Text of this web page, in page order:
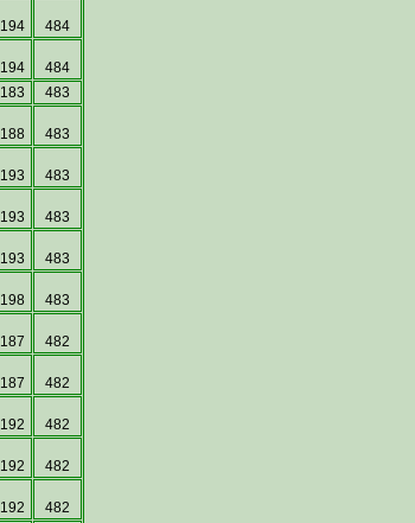
194 484
194
484
183 483
188 483
193 483
193 483
193 483
198 483
187 482
187 482
192 482
192 482
192 482